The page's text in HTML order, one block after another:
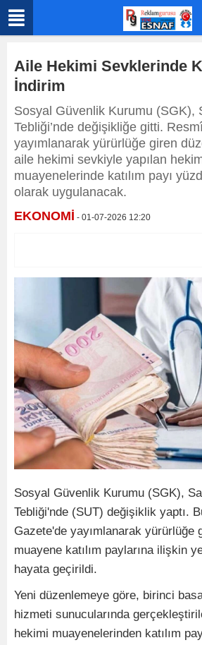
Aile Hekimi Sevklerinde
İndirim
Sosyal Güvenlik Kurumu (SGK),
Tebliği’nde değişikliğe gitti.
yayımlanarak yürürlüğe giren
aile hekimi sevkiyle yapılan
muayenelerinde katılım payı
olarak uygulanacak.
EKONOMİ - 01-07-2026 12:20
Sosyal Güvenlik Kurumu (SGK),
Tebliği'nde (SUT) değişiklik yaptı.
Gazete'de yayımlanarak yürürlüğe
muayene katılım paylarına ilişkin
hayata geçirildi.
Yeni düzenlemeye göre, birinci
hizmeti sunucularında
hekimi muayenelerinden katılım